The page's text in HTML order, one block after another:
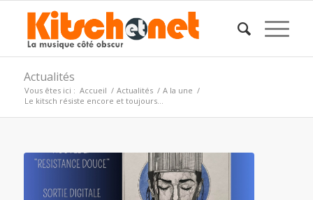
Actualités
Vous êtes ici : Accueil / Actualités / A la une /
Le kitsch résiste encore et toujours…